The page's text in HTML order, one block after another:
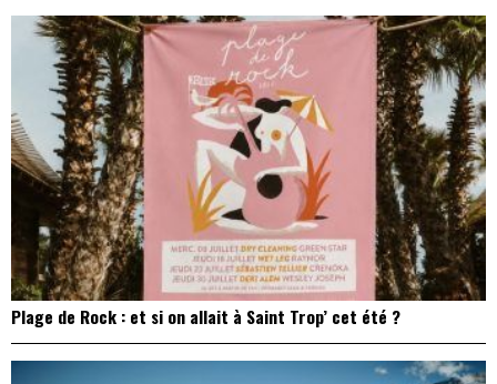
Plage de Rock : et si on allait à Saint Trop’ cet été ?